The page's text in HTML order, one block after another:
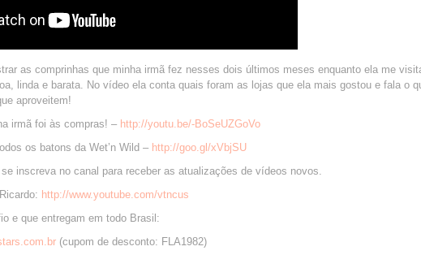
as comprinhas que minha irmã fez nesses dois últimos meses enquanto ela me
linda e barata. No vídeo ela conta quais foram as lojas que ela mais gostou e fala o
aproveitem!
irmã foi às compras! – http://youtu.be/-BoSeUZGoVo
os batons da Wet’n Wild – http://goo.gl/xVbjSU
inscreva no canal para receber as atualizações de vídeos novos.
http://www.youtube.com/vtncus
e que entregam em todo Brasil:
(cupom de desconto: FLA1982)